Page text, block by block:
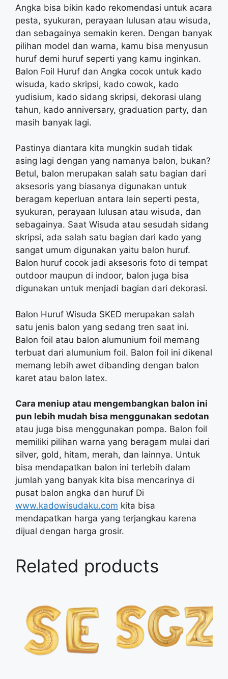
Angka bisa bikin kado rekomendasi untuk acara
pesta, syukuran, perayaan lulusan atau wisuda,
dan sebagainya semakin keren. Dengan banyak
pilihan model dan warna, kamu bisa menyusun
huruf demi huruf seperti yang kamu inginkan.
Balon Foil Huruf dan Angka cocok untuk kado
wisuda, kado skripsi, kado cowok, kado
yudisium, kado sidang skripsi, dekorasi ulang
tahun, kado anniversary, graduation party, dan
masih banyak lagi.
Pastinya diantara kita mungkin sudah tidak
asing lagi dengan yang namanya balon, bukan?
Betul, balon merupakan salah satu bagian dari
aksesoris yang biasanya digunakan untuk
beragam keperluan antara lain seperti pesta,
syukuran, perayaan lulusan atau wisuda, dan
sebagainya. Saat Wisuda atau sesudah sidang
skripsi, ada salah satu bagian dari kado yang
sangat umum digunakan yaitu balon huruf.
Balon huruf cocok jadi aksesoris foto di tempat
outdoor maupun di indoor, balon juga bisa
digunakan untuk menjadi bagian dari dekorasi.
Balon Huruf Wisuda SKED merupakan salah
satu jenis balon yang sedang tren saat ini.
Balon foil atau balon alumunium foil memang
terbuat dari alumunium foil. Balon foil ini dikenal
memang lebih awet dibanding dengan balon
karet atau balon latex.
Cara meniup atau mengembangkan balon ini
pun lebih mudah bisa menggunakan sedotan
atau juga bisa menggunakan pompa. Balon foil
memiliki pilihan warna yang beragam mulai dari
silver, gold, hitam, merah, dan lainnya. Untuk
bisa mendapatkan balon ini terlebih dalam
jumlah yang banyak kita bisa mencarinya di
pusat balon angka dan huruf Di
www.kadowisudaku.com kita bisa
mendapatkan harga yang terjangkau karena
dijual dengan harga grosir.
Related products